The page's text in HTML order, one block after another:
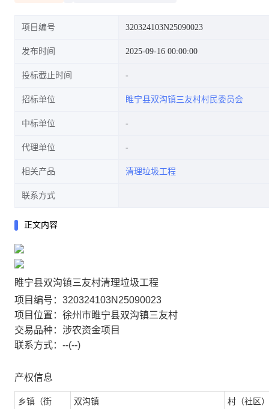
项目编号 320324103N25090023
发布时间 2025-09-16 00:00:00
投标截止时间
招标单位 睢宁县双沟镇三友村村民委员会
中标单位
代理单位
相关产品 清理垃圾工程
联系方式
正文内容
睢宁县双沟镇三友村清理垃圾工程
项目编号：320324103N25090023
项目位置：徐州市睢宁县双沟镇三友村
交易品种：涉农资金项目
联系方式：--(--)
产权信息
乡镇（街
双沟镇 村（社区）